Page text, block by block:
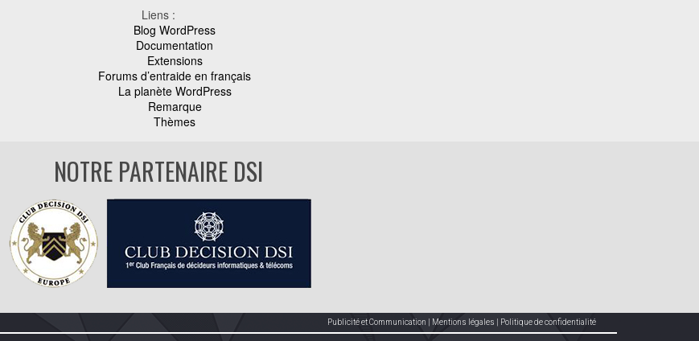
Liens :
Blog WordPress
Documentation
Extensions
Forums d’entraide en français
La planète WordPress
Remarque
Thèmes
NOTRE PARTENAIRE DSI
Publicité et Communication Mentions légales Politique de confidentialité